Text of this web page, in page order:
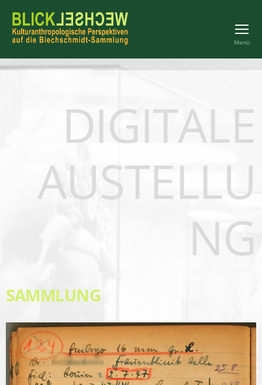
Menü
DIGITALE
AUSTELLU
NG
SAMMLUNG